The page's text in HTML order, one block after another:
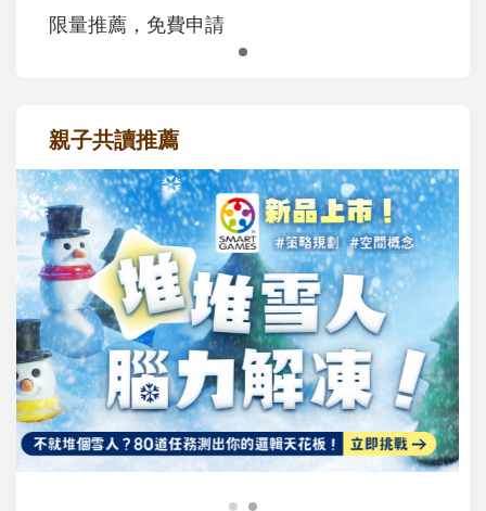
限量推薦，免費申請
親子共讀推薦
最新活動